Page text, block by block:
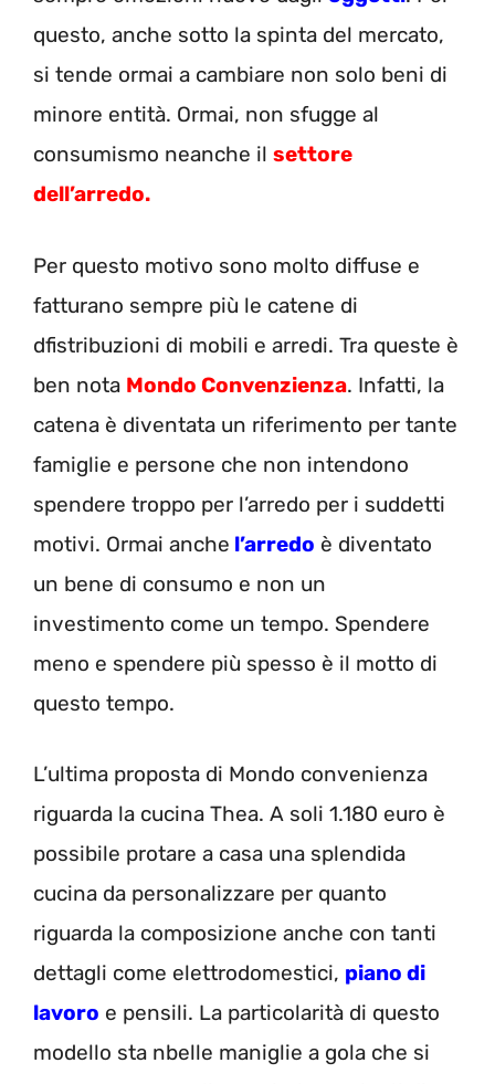
questo, anche sotto la spinta del mercato,
si tende ormai a cambiare non solo beni di
minore entità. Ormai, non sfugge al
consumismo neanche il settore
dell’arredo.
Per questo motivo sono molto diffuse e
fatturano sempre più le catene di
dfistribuzioni di mobili e arredi. Tra queste è
ben nota Mondo Convenzienza. Infatti, la
catena è diventata un riferimento per tante
famiglie e persone che non intendono
spendere troppo per l’arredo per i suddetti
motivi. Ormai anche l’arredo è diventato
un bene di consumo e non un
investimento come un tempo. Spendere
meno e spendere più spesso è il motto di
questo tempo.
L’ultima proposta di Mondo convenienza
riguarda la cucina Thea. A soli 1.180 euro è
possibile protare a casa una splendida
cucina da personalizzare per quanto
riguarda la composizione anche con tanti
dettagli come elettrodomestici, piano di
lavoro e pensili. La particolarità di questo
modello sta nbelle maniglie a gola che si